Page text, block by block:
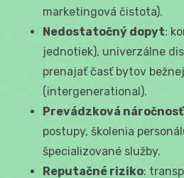
marketingová čistota).
Nedostatočný dopyt:
jednotiek), univerzálne
prenajať časť bytov
(intergenerational).
Prevádzková náročnosť
postupy, školenia
špecializované služby.
Reputačné riziko: